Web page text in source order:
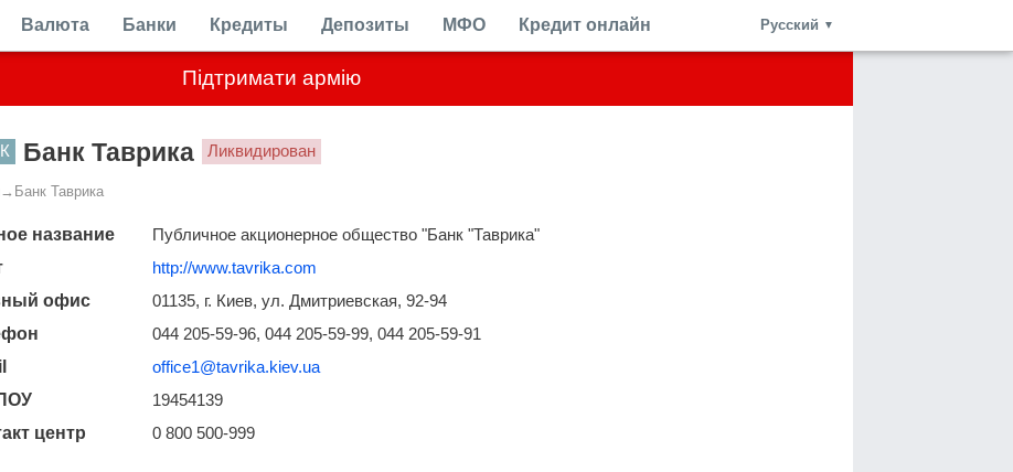
Підтримати армію
Валюта Банки Кредиты Депозиты МФО Кредит онлайн Русский ▼
Банк Таврика Ликвидирован
→ Банк Таврика
название
Публичное акционерное общество "Банк "Таврика"
http://www.tavrika.com
офис
01135, г. Киев, ул. Дмитриевская, 92-94
044 205-59-96, 044 205-59-99, 044 205-59-91
office1@tavrika.kiev.ua
19454139
центр
0 800 500-999